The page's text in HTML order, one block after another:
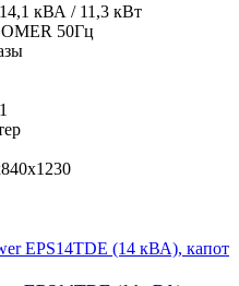
14,1 кВА / 11,3 кВт
50Гц